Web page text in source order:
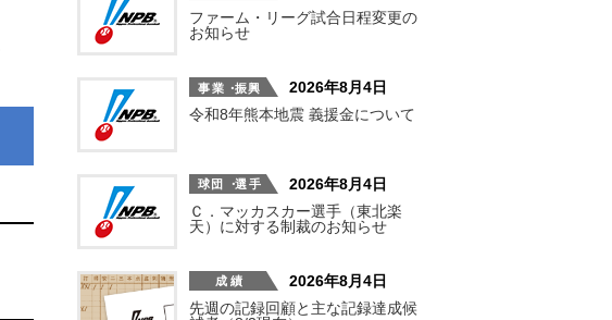
ファーム・リーグ試合日程変更の
お知らせ
2026年8月4日
令和8年熊本地震 義援金について
2026年8月4日
Ｃ．マッカスカー選手（東北楽
天）に対する制裁のお知らせ
2026年8月4日
先週の記録回顧と主な記録達成候